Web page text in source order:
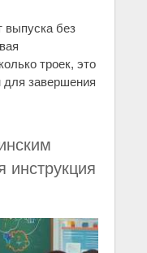
выпуска без
троек, это
для завершения
инструкция